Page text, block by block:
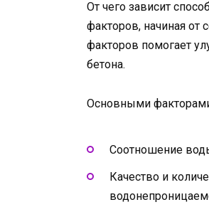
От чего зависит
факторов, начиная от
факторов помогает
бетона.
Основными
Соотношение
Качество и